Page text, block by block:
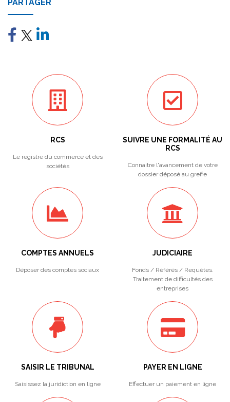
PARTAGER
RCS
Le registre du commerce et des
sociétés
SUIVRE UNE FORMALITÉ AU
RCS
Connaitre l'avancement de votre
dossier déposé au greffe
COMPTES ANNUELS
Déposer des comptes sociaux
JUDICIAIRE
Fonds / Référés / Requêtes.
Traitement de difficultés des
entreprises
SAISIR LE TRIBUNAL
Saisissez la juridiction en ligne
PAYER EN LIGNE
Effectuer un paiement en ligne